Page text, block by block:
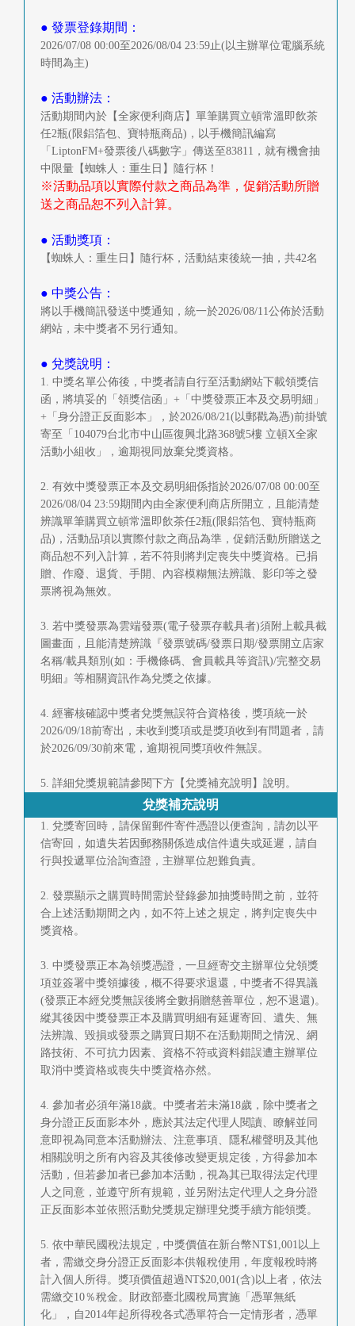
● 發票登錄期間：
2026/07/08 00:00至2026/08/04 23:59止(以主辦單位電腦系統
時間為主)
● 活動辦法：
活動期間內於【全家便利商店】單筆購買立頓常溫即飲茶
任2瓶(限鋁箔包、寶特瓶商品)，以手機簡訊編寫
「LiptonFM+發票後八碼數字」傳送至83811，就有機會抽
中限量【蜘蛛人：重生日】隨行杯！
※活動品項以實際付款之商品為準，促銷活動所贈
送之商品恕不列入計算。
● 活動獎項：
【蜘蛛人：重生日】隨行杯，活動結束後統一抽，共42名
● 中獎公告：
將以手機簡訊發送中獎通知，統一於2026/08/11公佈於活動
網站，未中獎者不另行通知。
● 兌獎說明：
1. 中獎名單公佈後，中獎者請自行至活動網站下載領獎信
函，將填妥的「領獎信函」+「中獎發票正本及交易明細」
+「身分證正反面影本」，於2026/08/21(以郵戳為憑)前掛號
寄至「104079台北市中山區復興北路368號5樓 立頓X全家
活動小組收」，逾期視同放棄兌獎資格。
2. 有效中獎發票正本及交易明細係指於2026/07/08 00:00至
2026/08/04 23:59期間內由全家便利商店所開立，且能清楚
辨識單筆購買立頓常溫即飲茶任2瓶(限鋁箔包、寶特瓶商
品)，活動品項以實際付款之商品為準，促銷活動所贈送之
商品恕不列入計算，若不符則將判定喪失中獎資格。已捐
贈、作廢、退貨、手開、內容模糊無法辨識、影印等之發
票將視為無效。
3. 若中獎發票為雲端發票(電子發票存載具者)須附上載具截
圖畫面，且能清楚辨識『發票號碼/發票日期/發票開立店家
名稱/載具類別(如：手機條碼、會員載具等資訊)/完整交易
明細』等相關資訊作為兌獎之依據。
4. 經審核確認中獎者兌獎無誤符合資格後，獎項統一於
2026/09/18前寄出，未收到獎項或是獎項收到有問題者，請
於2026/09/30前來電，逾期視同獎項收件無誤。
5. 詳細兌獎規範請參閱下方【兌獎補充說明】說明。
兌獎補充說明
1. 兌獎寄回時，請保留郵件寄件憑證以便查詢，請勿以平
信寄回，如遺失若因郵務關係造成信件遺失或延遲，請自
行與投遞單位洽詢查證，主辦單位恕難負責。
2. 發票顯示之購買時間需於登錄參加抽獎時間之前，並符
合上述活動期間之內，如不符上述之規定，將判定喪失中
獎資格。
3. 中獎發票正本為領獎憑證，一旦經寄交主辦單位兌領獎
項並簽署中獎領據後，概不得要求退還，中獎者不得異議
(發票正本經兌獎無誤後將全數捐贈慈善單位，恕不退還)。
縱其後因中獎發票正本及購買明細有延遲寄回、遺失、無
法辨識、毀損或發票之購買日期不在活動期間之情況、網
路技術、不可抗力因素、資格不符或資料錯誤遭主辦單位
取消中獎資格或喪失中獎資格亦然。
4. 參加者必須年滿18歲。中獎者若未滿18歲，除中獎者之
身分證正反面影本外，應於其法定代理人閱讀、瞭解並同
意即視為同意本活動辦法、注意事項、隱私權聲明及其他
相關說明之所有內容及其後修改變更規定後，方得參加本
活動，但若參加者已參加本活動，視為其已取得法定代理
人之同意，並遵守所有規範，並另附法定代理人之身分證
正反面影本並依照活動兌獎規定辦理兌獎手續方能領獎。
5. 依中華民國稅法規定，中獎價值在新台幣NT$1,001以上
者，需繳交身分證正反面影本供報稅使用，年度報稅時將
計入個人所得。獎項價值超過NT$20,001(含)以上者，依法
需繳交10％稅金。財政部臺北國稅局實施「憑單無紙
化」，自2014年起所得稅各式憑單符合一定情形者，憑單